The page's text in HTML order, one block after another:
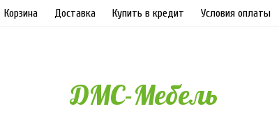
Корзина Доставка Купить в кредит Условия оплаты
ДМС-Мебель